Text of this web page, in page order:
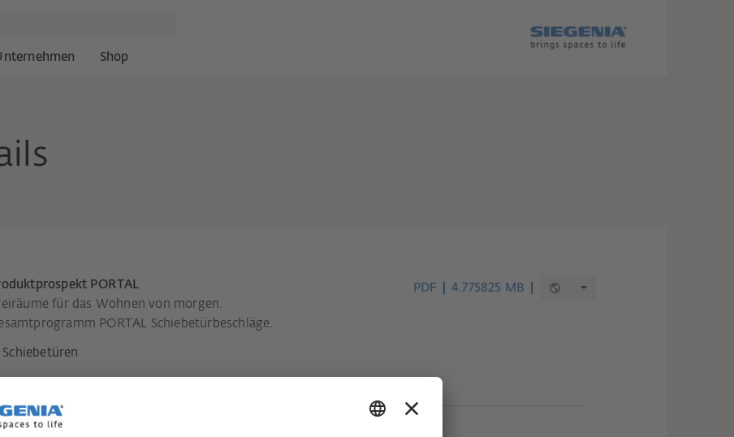
Shop
PORTAL
für das Wohnen von morgen.
PORTAL Schiebetürbeschläge.
Schiebetüren
PDF 4.775825 MB